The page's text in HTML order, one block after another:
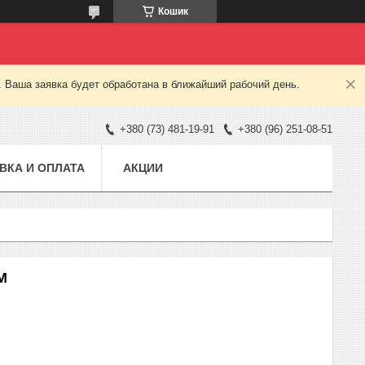
Кошик
заявка будет обработана в ближайший рабочий день.
+380 (73) 481-19-91 +380 (96) 251-08-51
И ОПЛАТА АКЦИИ